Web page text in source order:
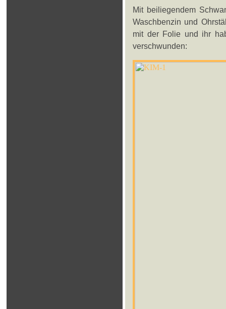
Mit beiliegendem
Waschbenzin und
mit der Folie und ihr
verschwunden: